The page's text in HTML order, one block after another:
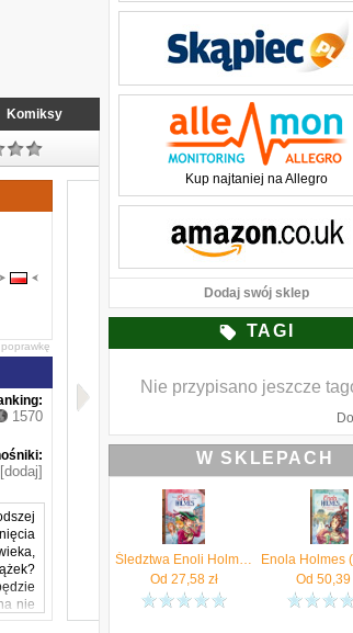
Komiksy
poprawkę
1570
[dodaj]
nie
też
Kup najtaniej na Allegro
Dodaj swój sklep
TAGI
Nie przypisano jeszcze
W SKLEPACH
Śledztwa Enoli Holmes . Brawurowa ucieczka. Tom 8
Od 27,58zł
Od 50,39